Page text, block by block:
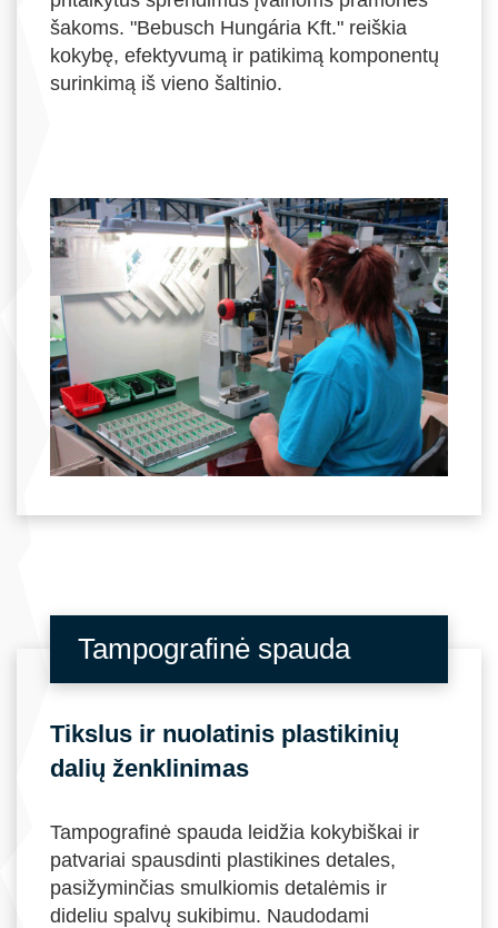
šakoms. "Bebusch Hungária Kft." reiškia
kokybę, efektyvumą ir patikimą komponentų
surinkimą iš vieno šaltinio.
Tampografinė spauda
Tikslus ir nuolatinis plastikinių
dalių ženklinimas
Tampografinė spauda leidžia kokybiškai ir
patvariai spausdinti plastikines detales,
pasižyminčias smulkiomis detalėmis ir
dideliu spalvų sukibimu. Naudodami